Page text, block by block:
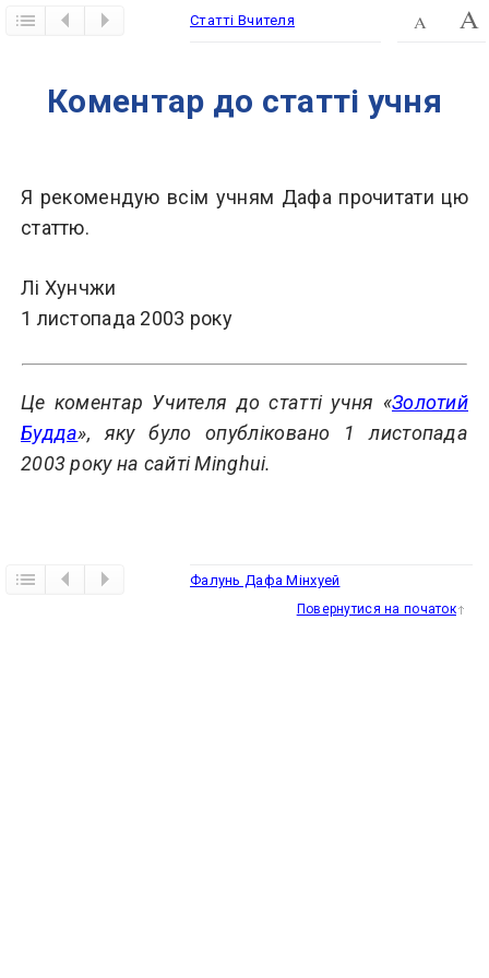
Статті Вчителя
​Коментар до статті учня
Я рекомендую всім учням Дафа прочитати цю
статтю.
Лі Хунчжи
1 листопада 2003 року
Це коментар Учителя до статті учня «Золотий
Будда», яку було опубліковано 1 листопада
2003 року на сайті Minghui.
Фалунь Дафа Мінхуей
Повернутися на початок